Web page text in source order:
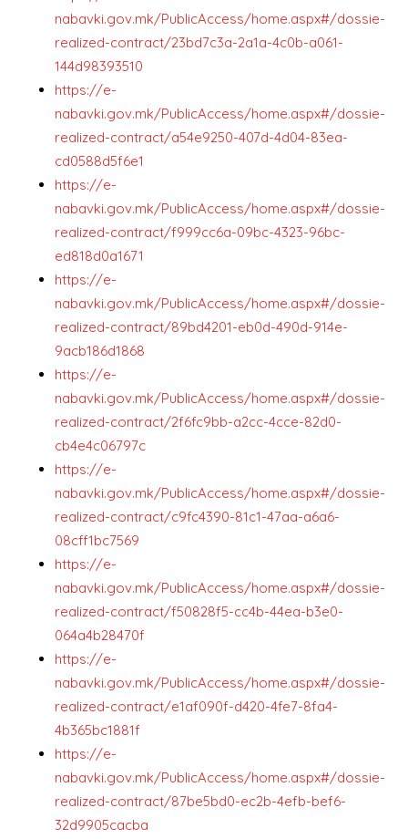
nabavki.gov.mk/PublicAccess/home.aspx#/dossie-
realized-contract/23bd7c3a-2a1a-4c0b-a061-
144d98393510
https://e-
nabavki.gov.mk/PublicAccess/home.aspx#/dossie-
realized-contract/a54e9250-407d-4d04-83ea-
cd0588d5f6e1
https://e-
nabavki.gov.mk/PublicAccess/home.aspx#/dossie-
realized-contract/f999cc6a-09bc-4323-96bc-
ed818d0a1671
https://e-
nabavki.gov.mk/PublicAccess/home.aspx#/dossie-
realized-contract/89bd4201-eb0d-490d-914e-
9acb186d1868
https://e-
nabavki.gov.mk/PublicAccess/home.aspx#/dossie-
realized-contract/2f6fc9bb-a2cc-4cce-82d0-
cb4e4c06797c
https://e-
nabavki.gov.mk/PublicAccess/home.aspx#/dossie-
realized-contract/c9fc4390-81c1-47aa-a6a6-
08cff1bc7569
https://e-
nabavki.gov.mk/PublicAccess/home.aspx#/dossie-
realized-contract/f50828f5-cc4b-44ea-b3e0-
064a4b28470f
https://e-
nabavki.gov.mk/PublicAccess/home.aspx#/dossie-
realized-contract/e1af090f-d420-4fe7-8fa4-
4b365bc1881f
https://e-
nabavki.gov.mk/PublicAccess/home.aspx#/dossie-
realized-contract/87be5bd0-ec2b-4efb-bef6-
32d9905cacba